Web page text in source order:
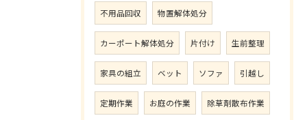
不用品回収 物置解体処分
カーポート解体処分 片付け 生前整理
家具の組立 ベット ソファ 引越し
定期作業 お庭の作業 除草剤散布作業